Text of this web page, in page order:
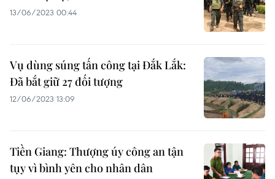
13/06/2023 00:44
Vụ dùng súng tấn công tại Đắk Lắk:
Đã bắt giữ 27 đối tượng
12/06/2023 13:09
Tiền Giang: Thượng úy công an tận
tụy vì bình yên cho nhân dân